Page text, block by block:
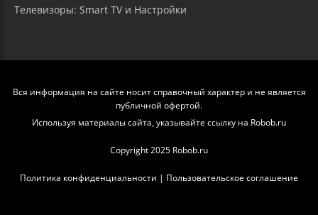
Телевизоры: Smart TV и Настройки
Вся информация на сайте носит справочный характер и не является
публичной офертой.
Используя материалы сайта, указывайте ссылку на Robob.ru
Copyright 2025 Robob.ru
Политика конфиденциальности | Пользовательское соглашение